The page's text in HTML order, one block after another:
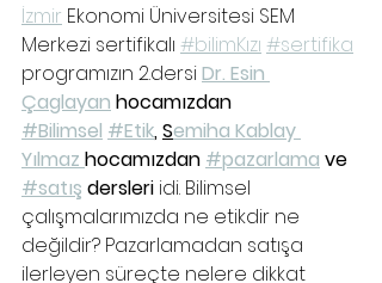
İzmir Ekonomi Üniversitesi SEM
Merkezi sertifikalı #bilimKızı #sertifika
programızın 2.dersi Dr. Esin
Çaglayan hocamızdan
#Bilimsel #Etik, Semiha Kablay
Yılmaz hocamızdan #pazarlama ve
#satış dersleri idi. Bilimsel
çalışmalarımızda ne etikdir ne
değildir? Pazarlamadan satışa
ilerleyen süreçte nelere dikkat